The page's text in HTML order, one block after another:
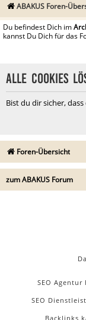
ABAKUS Foren-
Du befindest Dich im
kannst Du Dich für das
Alle Cookies
Bist du dir sicher,
Foren-Übersicht
zum ABAKUS Forum
SEO Agentur
SEO
Backlinks